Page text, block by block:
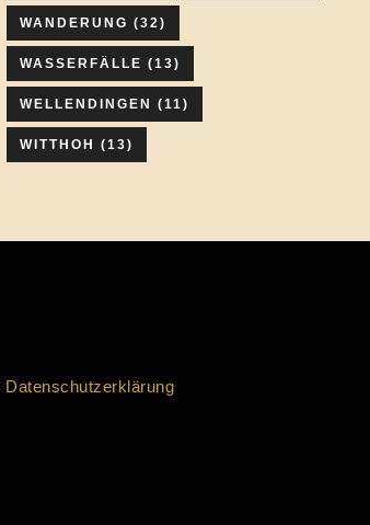
WANDERUNG (32)
WASSERFÄLLE (13)
WELLENDINGEN (11)
WITTHOH (13)
Datenschutzerklärung